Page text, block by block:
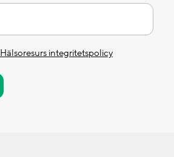
Hälsoresurs integritetspolicy